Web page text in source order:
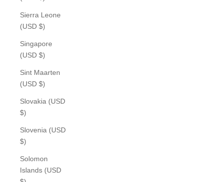
Sierra Leone
(USD $)
Singapore
(USD $)
Sint Maarten
(USD $)
Slovakia (USD
$)
Slovenia (USD
$)
Solomon
Islands (USD